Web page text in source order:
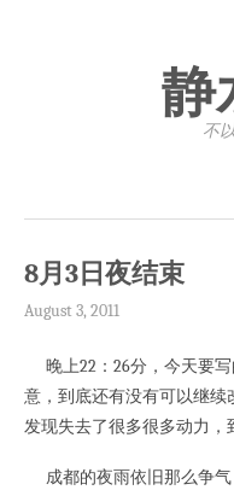
静
不
8月3日夜结束
August 3, 2011
晚上22：26分，今天要
意，到底还有没有可以继
发现失去了很多很多动力，
成都的夜雨依旧那么争气